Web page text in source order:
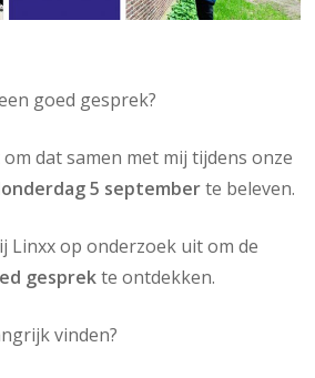
goed gesprek?
dat samen met mij tijdens onze
5 septemberte beleven.
Linxx op onderzoek uit om de
gesprekte ontdekken.
vinden?